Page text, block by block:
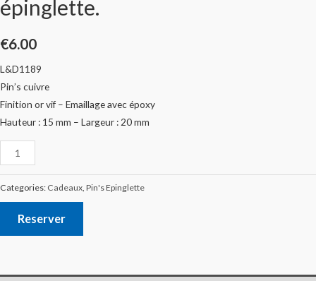
épinglette.
€6.00
L&D1189
Pin’s cuivre
Finition or vif – Emaillage avec époxy
Hauteur : 15 mm – Largeur : 20 mm
Categories: Cadeaux Pin's Epinglette
Reserver